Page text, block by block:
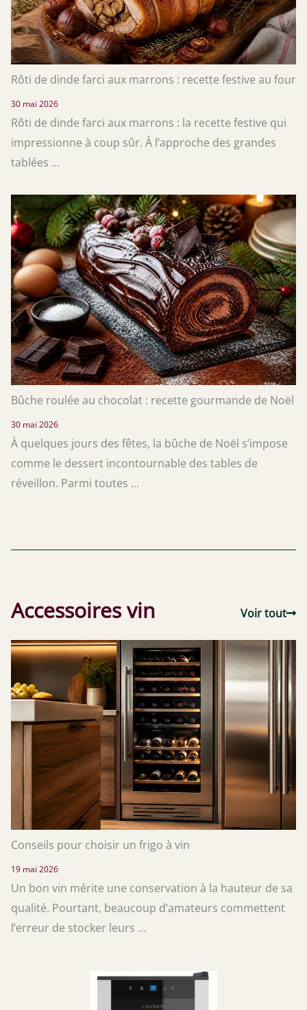
Rôti de dinde farci aux marrons : recette festive au four
30 mai 2026
Rôti de dinde farci aux marrons : la recette festive qui
impressionne à coup sûr. À l’approche des grandes
tablées ...
Bûche roulée au chocolat : recette gourmande de Noël
30 mai 2026
À quelques jours des fêtes, la bûche de Noël s’impose
comme le dessert incontournable des tables de
réveillon. Parmi toutes ...
Accessoires vin Voir tout
Conseils pour choisir un frigo à vin
19 mai 2026
Un bon vin mérite une conservation à la hauteur de sa
qualité. Pourtant, beaucoup d’amateurs commettent
l’erreur de stocker leurs …